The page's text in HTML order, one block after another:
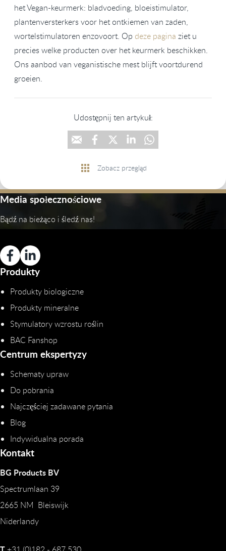
het Vegan-keurmerk: bladvoeding, bloeistimulator,
plantenversterkers voor het ontkiemen van zaden,
wortelstimulatoren enzovoort. Op deze pagina ziet u
precies welke producten over het keurmerk beschikken.
Ons aanbod van veganistische mest blijft voortdurend
groeien.
Udostępnij ten artykuł:
Zobacz przegląd
Media społecznościowe
Bądź na bieżąco i śledź nas!
Produkty
Produkty biologiczne
Produkty mineralne
Stymulatory wzrostu roślin
BAC Fanshop
Centrum ekspertyzy
Schematy upraw
Do pobrania
Najczęściej zadawane pytania
Blog
Indywidualna porada
Kontakt
BG Products BV
Spectrumlaan 39
2665 NM Bleiswijk
Niderlandy